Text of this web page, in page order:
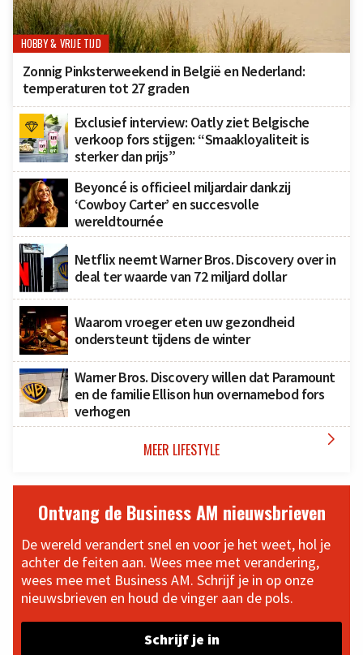
HOBBY & VRIJE TIJD
Zonnig Pinksterweekend in België en Nederland:
temperaturen tot 27 graden
Exclusief interview: Oatly ziet Belgische
verkoop fors stijgen: “Smaakloyaliteit is
sterker dan prijs”
Beyoncé is officieel miljardair dankzij
‘Cowboy Carter’ en succesvolle
wereldtournée
Netflix neemt Warner Bros. Discovery over in
deal ter waarde van 72 miljard dollar
Waarom vroeger eten uw gezondheid
ondersteunt tijdens de winter
Warner Bros. Discovery willen dat Paramount
en de familie Ellison hun overnamebod fors
verhogen
MEER LIFESTYLE 
Ontvang de Business AM nieuwsbrieven
De wereld verandert snel en voor je het weet, hol je
achter de feiten aan. Wees mee met verandering,
wees mee met Business AM. Schrijf je in op onze
nieuwsbrieven en houd de vinger aan de pols.
Schrijf je in